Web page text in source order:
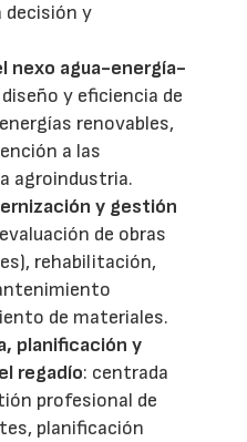
decisión y
nexo agua-energía-
y eficiencia de
renovables,
a las
agroindustria.
y gestión
de obras
rehabilitación,
de materiales.
planificación y
regadío: centrada
profesional de
planificación